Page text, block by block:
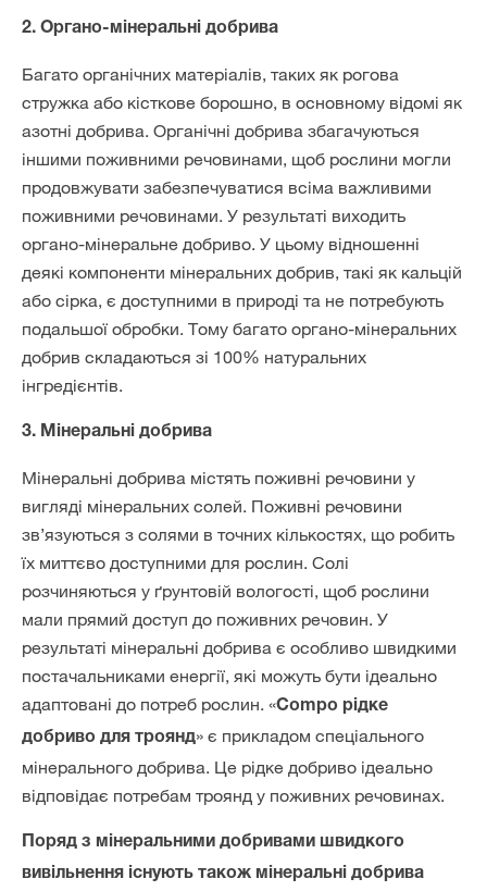
2. Органо-мінеральні добрива
Багато органічних матеріалів, таких як рогова
стружка або кісткове борошно, в основному відомі як
азотні добрива. Органічні добрива збагачуються
іншими поживними речовинами, щоб рослини могли
продовжувати забезпечуватися всіма важливими
поживними речовинами. У результаті виходить
органо-мінеральне добриво. У цьому відношенні
деякі компоненти мінеральних добрив, такі як кальцій
або сірка, є доступними в природі та не потребують
подальшої обробки. Тому багато органо-мінеральних
добрив складаються зі 100% натуральних
інгредієнтів.
3. Мінеральні добрива
Мінеральні добрива містять поживні речовини у
вигляді мінеральних солей. Поживні речовини
зв’язуються з солями в точних кількостях, що робить
їх миттєво доступними для рослин. Солі
розчиняються у ґрунтовій вологості, щоб рослини
мали прямий доступ до поживних речовин. У
результаті мінеральні добрива є особливо швидкими
постачальниками енергії, які можуть бути ідеально
адаптовані до потреб рослин. «Сompo рідке
добриво для троянд» є прикладом спеціального
мінерального добрива. Це рідке добриво ідеально
відповідає потребам троянд у поживних речовинах.
Поряд з мінеральними добривами швидкого
вивільнення існують також мінеральні добрива